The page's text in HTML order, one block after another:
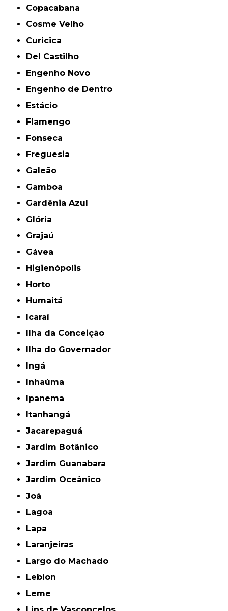
Copacabana
Cosme Velho
Curicica
Del Castilho
Engenho Novo
Engenho de Dentro
Estácio
Flamengo
Fonseca
Freguesia
Galeão
Gamboa
Gardênia Azul
Glória
Grajaú
Gávea
Higienópolis
Horto
Humaitá
Icaraí
Ilha da Conceição
Ilha do Governador
Ingá
Inhaúma
Ipanema
Itanhangá
Jacarepaguá
Jardim Botânico
Jardim Guanabara
Jardim Oceânico
Joá
Lagoa
Lapa
Laranjeiras
Largo do Machado
Leblon
Leme